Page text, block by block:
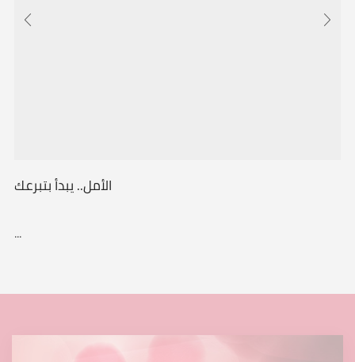
الأمل.. يبدأ بتبرعك
...